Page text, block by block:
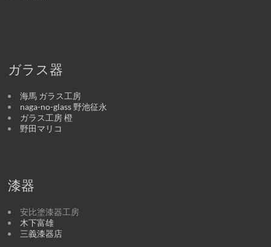
ガラス器
海馬 ガラス工房
naga-no-glass 野池征永
ガラス工房 橙
野田マリコ
漆器
安比塗漆器工房
木下富雄
三義漆器店